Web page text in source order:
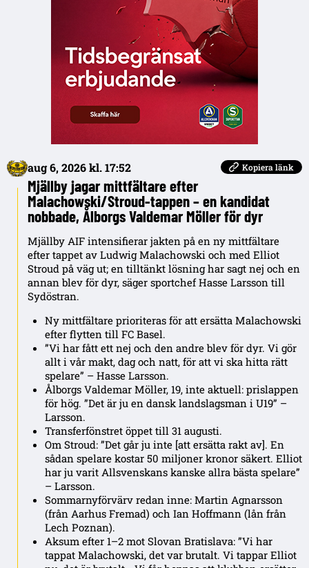
aug 6, 2026 kl. 17:52 Kopiera länk
Mjällby jagar mittfältare efter
Malachowski/Stroud-tappen – en kandidat
nobbade, Ålborgs Valdemar Möller för dyr
Mjällby AIF intensifierar jakten på en ny mittfältare
efter tappet av Ludwig Malachowski och med Elliot
Stroud på väg ut; en tilltänkt lösning har sagt nej och en
annan blev för dyr, säger sportchef Hasse Larsson till
Sydöstran.
Ny mittfältare prioriteras för att ersätta Malachowski
efter flytten till FC Basel.
”Vi har fått ett nej och den andre blev för dyr. Vi gör
allt i vår makt, dag och natt, för att vi ska hitta rätt
spelare” – Hasse Larsson.
Ålborgs Valdemar Möller, 19, inte aktuell: prislappen
för hög. ”Det är ju en dansk landslagsman i U19” –
Larsson.
Transferfönstret öppet till 31 augusti.
Om Stroud: ”Det går ju inte [att ersätta rakt av]. En
sådan spelare kostar 50 miljoner kronor säkert. Elliot
har ju varit Allsvenskans kanske allra bästa spelare”
– Larsson.
Sommarnyförvärv redan inne: Martin Agnarsson
(från Aarhus Fremad) och Ian Hoffmann (lån från
Lech Poznan).
Aksum efter 1–2 mot Slovan Bratislava: ”Vi har
tappat Malachowski, det var brutalt. Vi tappar Elliot